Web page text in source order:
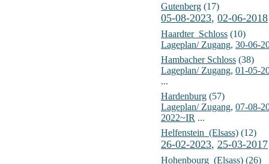
Gutenberg (17)
05-08-2023, 02-06-2018
Haardter_Schloss (10)
Lageplan/ Zugang, 30-06-
Hambacher Schloss (38)
Lageplan/ Zugang, 01-05-
...
Hardenburg (57)
Lageplan/ Zugang, 07-08-
2022~IR ...
Helfenstein_(Elsass) (12)
26-02-2023, 25-03-2017
Hohenbourg_(Elsass) (26)